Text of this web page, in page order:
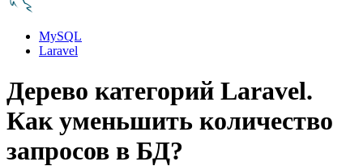
MySQL
Laravel
Дерево категорий Laravel.
Как уменьшить количество
запросов в БД?